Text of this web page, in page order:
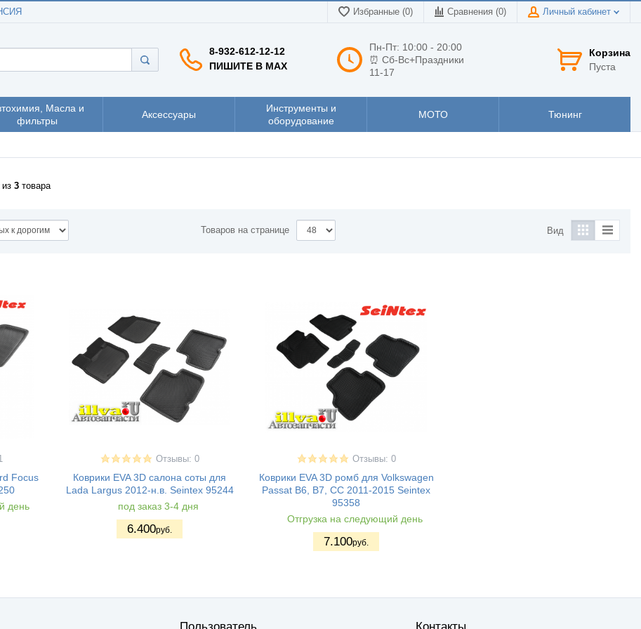
Избранные (0) Сравнения (0) Личный кабинет
8-932-612-12-12
ПИШИТЕ В MAX
Пн-Пт: 10:00 - 20:00
⏰ Сб-Вс+Праздники
11-17
Корзина
Пуста
Масла и
фильтры
Аксессуары
Инструменты и
оборудование
МОТО Тюнинг
из 3 товара
Товаров на странице Вид
Focus
день
Отзывы: 0
Коврики EVA 3D салона соты для
Lada Largus 2012-н.в. Seintex 95244
под заказ 3-4 дня
6.400руб.
Отзывы: 0
Коврики EVA 3D ромб для Volkswagen
Passat B6, B7, CC 2011-2015 Seintex
95358
Отгрузка на следующий день
7.100руб.